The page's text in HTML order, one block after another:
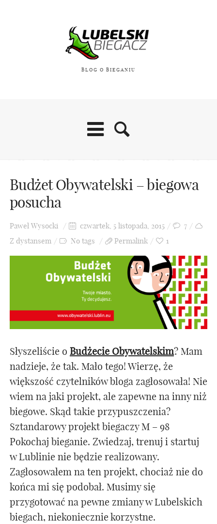
BLOG O BIEGANIU
Budżet Obywatelski – biegowa
posucha
Paweł Wysocki czwartek, 5 listopada, 2015
7
Z dystansem
No tags Permalink 1
Słyszeliście o Budżecie Obywatelskim? Mam
nadzieje, że tak. Mało tego! Wierzę, że
większość czytelników bloga zagłosowała! Nie
wiem na jaki projekt, ale zapewne na inny niż
biegowe. Skąd takie przypuszczenia?
Sztandarowy projekt biegaczy M – 98
Pokochaj bieganie. Zwiedzaj, trenuj i startuj
w Lublinie nie będzie realizowany.
Zagłosowałem na ten projekt, chociaż nie do
końca mi się podobał. Musimy się
przygotować na pewne zmiany w Lubelskich
biegach, niekoniecznie korzystne.